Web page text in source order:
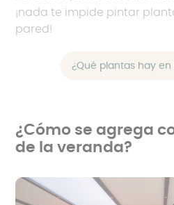
¡nada te impide pintar
pared!
¿Qué plantas hay
¿Cómo se agrega
de la veranda?